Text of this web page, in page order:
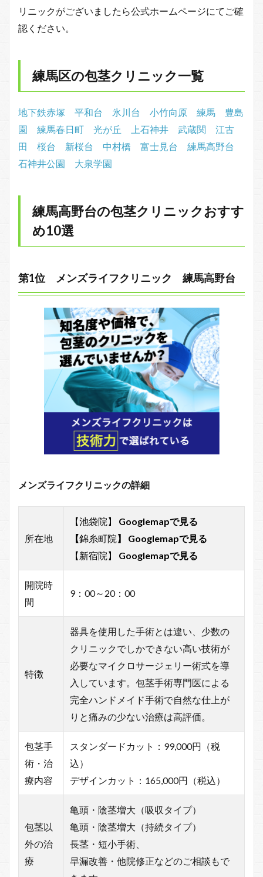
リニックがございましたら公式ホームページにてご確
認ください。
練馬区の包茎クリニック一覧
地下鉄赤塚 平和台 氷川台 小竹向原 練馬
豊島
園
練馬春日町 光が丘 上石神井 武蔵関
江古
田
桜台 新桜台 中村橋 富士見台
練馬高野台
石神井公園
大泉学園
練馬高野台の包茎クリニックおすす
め10選
第1位 メンズライフクリニック 練馬高野台
メンズライフクリニックの詳細
所在地
【池袋院】
Googlemapで見る
【錦糸町院】
Googlemapで見る
【新宿院】 Googlemapで見る
開院時
間
9：00～20：00
特徴
器具を使用した手術とは違い、少数の
クリニックでしかできない高い技術が
必要なマイクロサージェリー術式を導
入しています。包茎手術専門医による
完全ハンドメイド手術で自然な仕上が
りと痛みの少ない治療は高評価。
包茎手
術・治
療内容
スタンダードカット：99,000円（税
込）
デザインカット：165,000円（税込）
包茎以
外の治
療
亀頭・陰茎増大（吸収タイプ）
亀頭・陰茎増大（持続タイプ）
長茎・短小手術、
早漏改善・他院修正などのご相談もで